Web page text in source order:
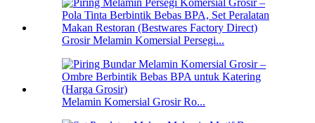
Grosir Melamin Komersial Persegi...
Melamin Komersial Grosir Ro...